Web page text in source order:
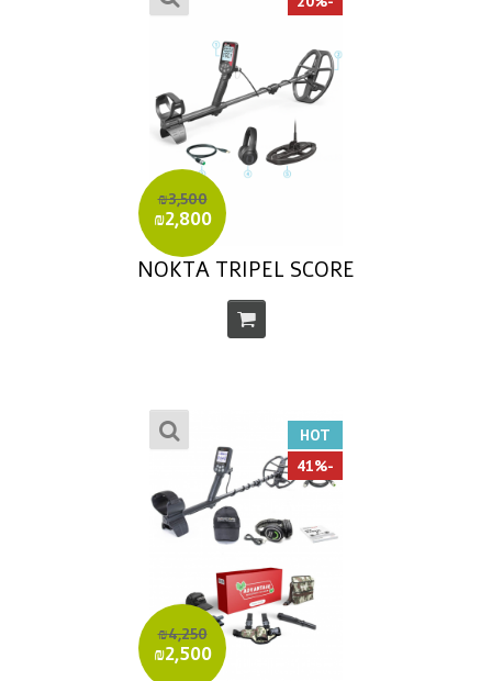
₪3,500
₪2,800
NOKTA TRIPEL SCORE
HOT
₪4,250
₪2,500